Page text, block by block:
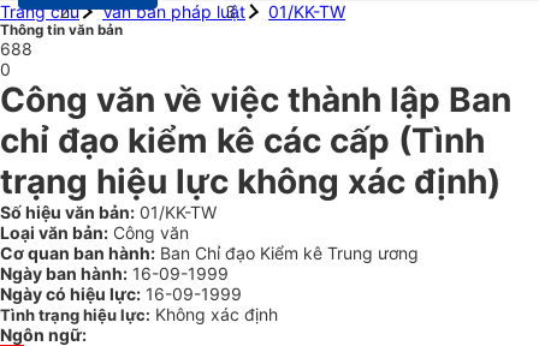
Trang chủ
Văn bản pháp luật 01/KK-TW
Thông tin văn bản
688
0
Công văn về việc thành lập Ban
chỉ đạo kiểm kê các cấp (Tình
trạng hiệu lực không xác định)
Số hiệu văn bản: 01/KK-TW
Loại văn bản: Công văn
Cơ quan ban hành: Ban Chỉ đạo Kiểm kê Trung ương
Ngày ban hành: 16-09-1999
Ngày có hiệu lực: 16-09-1999
Tình trạng hiệu lực: Không xác định
Ngôn ngữ: